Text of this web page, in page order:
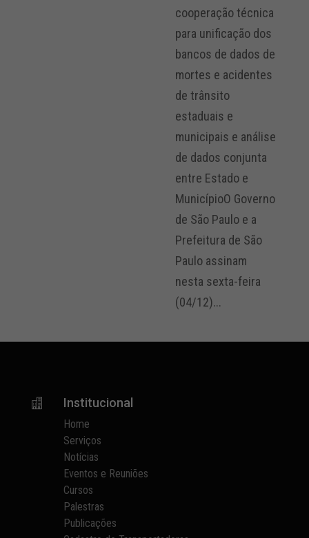
cooperação técnica
para unificação dos
bancos de dados de
mortes e acidentes
de trânsito
estaduais e
municipais e análise
de dados conjunta
entre Estado e
MunicípioO Governo
de São Paulo e a
Prefeitura de São
Paulo assinam
nesta sexta-feira
(04/12)...
 Institucional
Home
Serviços
Notícias
Eventos e Reuniões
Cursos
Palestras
Publicações